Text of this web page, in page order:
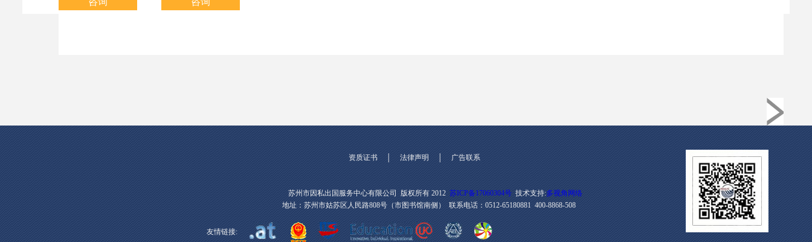
资质证书 │ 法律声明 │ 广告联系
苏州市因私出国服务中心有限公司 版权所有 2012苏ICP备17060304号 技术支持:多视角网络
地址：苏州市姑苏区人民路808号（市图书馆南侧） 联系电话：0512-65180881 400-8868-508
友情链接: